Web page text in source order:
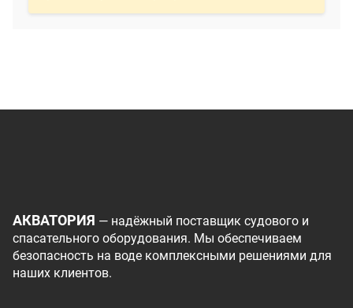
АКВАТОРИЯ — надёжный поставщик судового и
спасательного оборудования. Мы обеспечиваем
безопасность на воде комплексными решениями для
наших клиентов.